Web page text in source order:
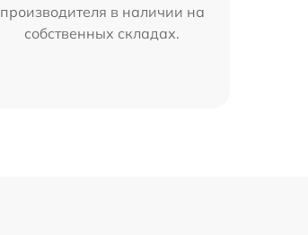
производителя в наличии на
собственных складах.